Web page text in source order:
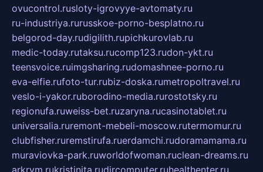
ovucontrol.rusloty-igrovyye-avtomaty.ru
ru-industriya.rurusskoe-porno-besplatno.ru
belgorod-day.rudigilith.rupichkurovlab.ru
medic-today.rutaksu.rucomp123.rudon-ykt.ru
teensvoice.ruimgsharing.rudomashnee-porno.ru
eva-elfie.rufoto-tur.rubiz-doska.rumetropoltravel.ru
veslo-i-yakor.ruborodino-media.rurostotsky.ru
regionufa.ruweiss-bet.ruzaryna.rucasinotablet.ru
universalia.ruremont-mebeli-moscow.rutermomur.ru
clubfisher.ruremstirufa.ruerdamchi.rudoramamama.ru
muraviovka-park.ruworldofwoman.ruclean-dreams.ru
arkrym.rukristinita.rudircomputer.ruhealthenter.ru